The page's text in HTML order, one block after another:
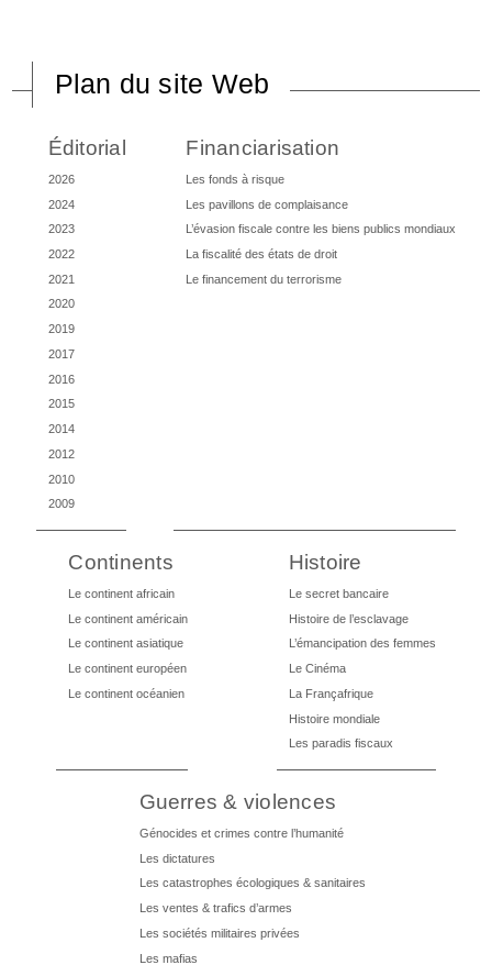
Plan du site Web
Éditorial
2026
2024
2023
2022
2021
2020
2019
2017
2016
2015
2014
2012
2010
2009
Financiarisation
Les fonds à risque
Les pavillons de complaisance
L’évasion fiscale contre les biens publics mondiaux
La fiscalité des états de droit
Le financement du terrorisme
Continents
Le continent africain
Le continent américain
Le continent asiatique
Le continent européen
Le continent océanien
Histoire
Le secret bancaire
Histoire de l’esclavage
L’émancipation des femmes
Le Cinéma
La Françafrique
Histoire mondiale
Les paradis fiscaux
Guerres & violences
Génocides et crimes contre l’humanité
Les dictatures
Les catastrophes écologiques & sanitaires
Les ventes & trafics d’armes
Les sociétés militaires privées
Les mafias